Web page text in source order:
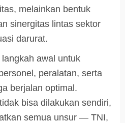
melainkan bentuk
sinergitas lintas sektor
darurat.
awal untuk
peralatan, serta
berjalan optimal.
bisa dilakukan sendiri,
semua unsur — TNI,